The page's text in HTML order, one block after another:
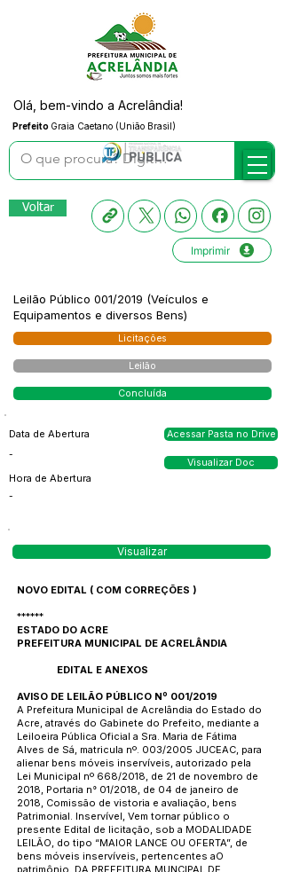
Prefeito Graia Caetano (União Brasil)
Olá, bem-vindo a Acrelândia!
Voltar
Imprimir
Leilão Público 001/2019 (Veículos e
Equipamentos e diversos Bens)
Licitações
Leilão
Concluída
Data de Abertura
-
Hora de Abertura
-
Acessar Pasta no Drive
Visualizar Doc
Visualizar
NOVO EDITAL ( COM CORREÇÕES )
******
ESTADO DO ACRE
PREFEITURA MUNICIPAL DE ACRELÂNDIA
EDITAL E ANEXOS
AVISO DE LEILÃO PÚBLICO Nº 001/2019
A Prefeitura Municipal de Acrelândia do Estado do
Acre, através do Gabinete do Prefeito, mediante a
Leiloeira Pública Oficial a Sra. Maria de Fátima
Alves de Sá, matricula nº. 003/2005 JUCEAC, para
alienar bens móveis inservíveis, autorizado pela
Lei Municipal nº 668/2018, de 21 de novembro de
2018, Portaria n° 01/2018, de 04 de janeiro de
2018, Comissão de vistoria e avaliação, bens
Patrimonial. Inservível, Vem tornar público o
presente Edital de licitação, sob a MODALIDADE
LEILÃO, do tipo “MAIOR LANCE OU OFERTA”, de
bens móveis inservíveis, pertencentes aO
patrimônio, DA PREFEITURA MUNCIPAL DE